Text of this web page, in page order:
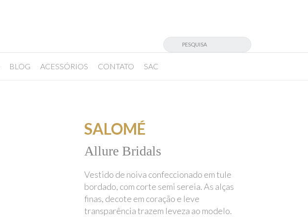
BLOG ACESSÓRIOS CONTATO SAC
SALOMÉ
Allure Bridals
Vestido de noiva confeccionado em tule
bordado, com corte semi sereia. As alças
finas, decote em coração e leve
transparência trazem leveza ao modelo.